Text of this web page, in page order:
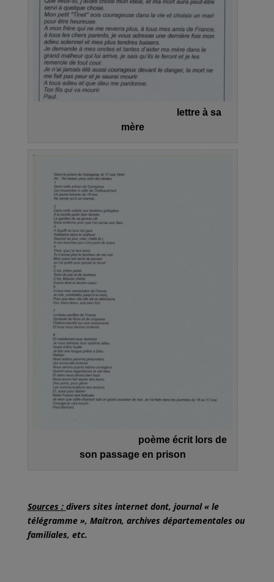
lettre à sa
mère
poème écrit lors de
son passage en prison
Sources : divers sites internet dont, journal « le
télégramme », Maitron, archives départementales ou
familiales, etc.